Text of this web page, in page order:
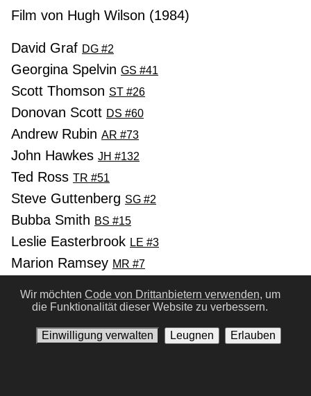
Film von Hugh Wilson (1984)
David Graf DG #2
Georgina Spelvin GS #41
Scott Thomson ST #26
Donovan Scott DS #60
Andrew Rubin AR #73
John Hawkes JH #132
Ted Ross TR #51
Steve Guttenberg SG #2
Bubba Smith BS #15
Leslie Easterbrook LE #3
Marion Ramsey MR #7
Michael WinslowMW #10
George GaynesGG #10
Kim Cattrall
Wir möchten Code von Drittanbietern verwenden, um
die Funktionalität dieser Website zu verbessern.
Einwilligung verwalten Leugnen Erlauben